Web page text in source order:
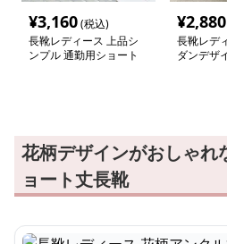
¥3,160(税込)
長靴レディース 上品シ
ンプル 通勤用ショート
¥2,880
長靴レデ
ダンデザ
花柄デザインがおしゃれ
ョート丈長靴